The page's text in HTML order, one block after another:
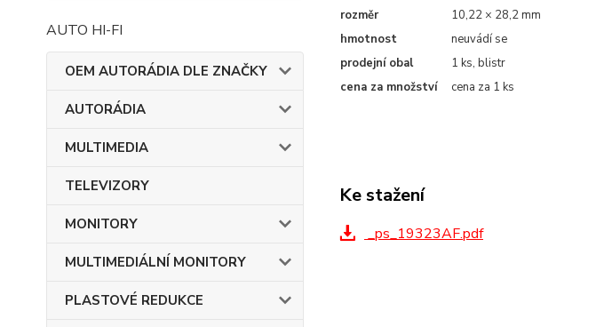
AUTO HI-FI
OEM AUTORÁDIA DLE ZNAČKY
AUTORÁDIA
MULTIMEDIA
TELEVIZORY
MONITORY
MULTIMEDIÁLNÍ MONITORY
PLASTOVÉ REDUKCE
rozměr
10,22 × 28,2 mm
hmotnost
neuvádí se
prodejní obal
1 ks, blistr
cena za množství
cena za 1 ks
Ke stažení
_ps_19323AF.pdf